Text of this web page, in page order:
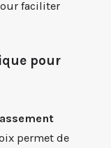
faciliter
pour
permet de